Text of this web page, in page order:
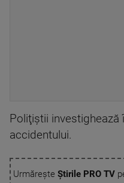
Poliţiştii
accidentului.
Urmărește Știrile PRO TV